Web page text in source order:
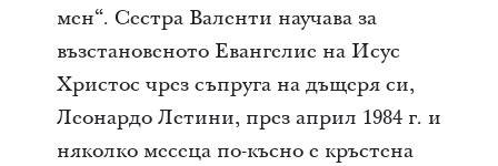
мен“. Сестра Валенти научава за
възстановеното Евангелие на Исус
Христос чрез съпруга на дъщеря си,
Леонардо Летини, през април 1984 г. и
няколко месеца по-късно е кръстена